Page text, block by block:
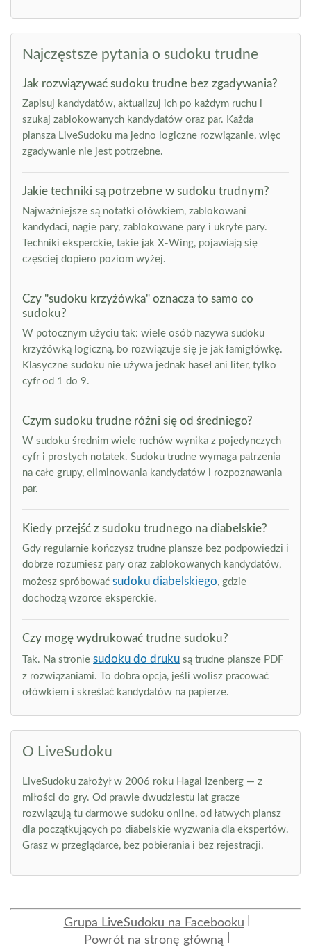
Najczęstsze pytania o sudoku trudne
Jak rozwiązywać sudoku trudne bez zgadywania?
Zapisuj kandydatów, aktualizuj ich po każdym ruchu i
szukaj zablokowanych kandydatów oraz par. Każda
plansza LiveSudoku ma jedno logiczne rozwiązanie, więc
zgadywanie nie jest potrzebne.
Jakie techniki są potrzebne w sudoku trudnym?
Najważniejsze są notatki ołówkiem, zablokowani
kandydaci, nagie pary, zablokowane pary i ukryte pary.
Techniki eksperckie, takie jak X-Wing, pojawiają się
częściej dopiero poziom wyżej.
Czy "sudoku krzyżówka" oznacza to samo co
sudoku?
W potocznym użyciu tak: wiele osób nazywa sudoku
krzyżówką logiczną, bo rozwiązuje się je jak łamigłówkę.
Klasyczne sudoku nie używa jednak haseł ani liter, tylko
cyfr od 1 do 9.
Czym sudoku trudne różni się od średniego?
W sudoku średnim wiele ruchów wynika z pojedynczych
cyfr i prostych notatek. Sudoku trudne wymaga patrzenia
na całe grupy, eliminowania kandydatów i rozpoznawania
par.
Kiedy przejść z sudoku trudnego na diabelskie?
Gdy regularnie kończysz trudne plansze bez podpowiedzi i
dobrze rozumiesz pary oraz zablokowanych kandydatów,
możesz spróbować sudoku diabelskiego, gdzie
dochodzą wzorce eksperckie.
Czy mogę wydrukować trudne sudoku?
Tak. Na stronie sudoku do druku są trudne plansze PDF
z rozwiązaniami. To dobra opcja, jeśli wolisz pracować
ołówkiem i skreślać kandydatów na papierze.
O LiveSudoku
LiveSudoku założył w 2006 roku Hagai Izenberg — z
miłości do gry. Od prawie dwudziestu lat gracze
rozwiązują tu darmowe sudoku online, od łatwych plansz
dla początkujących po diabelskie wyzwania dla ekspertów.
Grasz w przeglądarce, bez pobierania i bez rejestracji.
Grupa LiveSudoku na Facebooku
Powrót na stronę główną